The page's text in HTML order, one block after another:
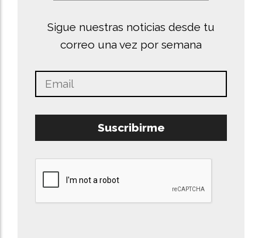
Sigue nuestras noticias desde tu
correo una vez por semana
Suscribirme